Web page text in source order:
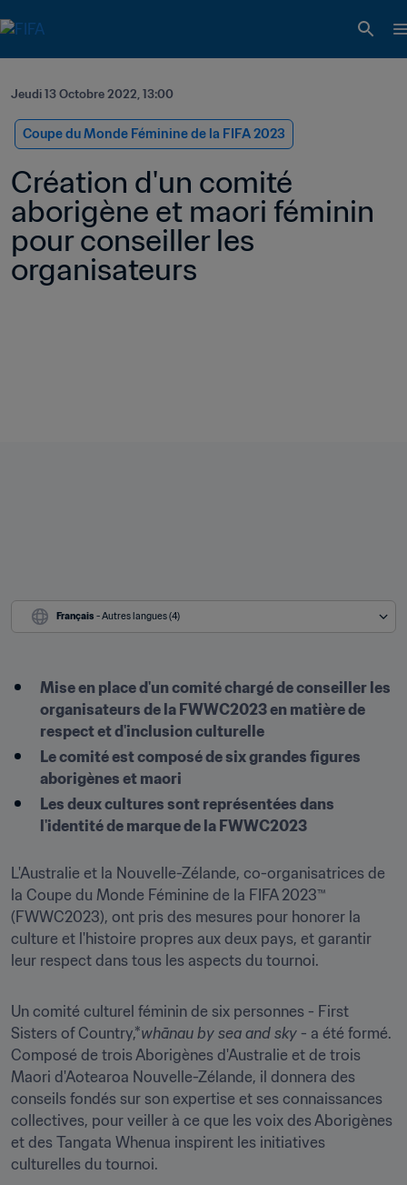
Jeudi 13 Octobre 2022, 13:00
Coupe du Monde Féminine de la FIFA 2023
Création d'un comité
aborigène et maori féminin
pour conseiller les
organisateurs
Français - Autres langues (4)
Mise en place d'un comité chargé de conseiller les
organisateurs de la FWWC2023 en matière de
respect et d'inclusion culturelle
Le comité est composé de six grandes figures
aborigènes et maori
Les deux cultures sont représentées dans
l'identité de marque de la FWWC2023
L'Australie et la Nouvelle-Zélande, co-organisatrices de
la Coupe du Monde Féminine de la FIFA 2023™
(FWWC2023), ont pris des mesures pour honorer la
culture et l'histoire propres aux deux pays, et garantir
leur respect dans tous les aspects du tournoi.
Un comité culturel féminin de six personnes - First
Sisters of Country,*whānau by sea and sky - a été formé.
Composé de trois Aborigènes d'Australie et de trois
Maori d'Aotearoa Nouvelle-Zélande, il donnera des
conseils fondés sur son expertise et ses connaissances
collectives, pour veiller à ce que les voix des Aborigènes
et des Tangata Whenua inspirent les initiatives
culturelles du tournoi.